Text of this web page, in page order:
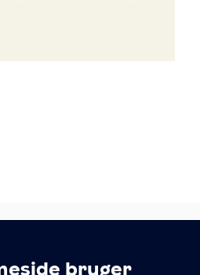
bruger
Kommune